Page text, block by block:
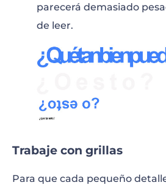
parecerá demasiado
de leer.
Trabaje con grillas
Para que cada pequeño